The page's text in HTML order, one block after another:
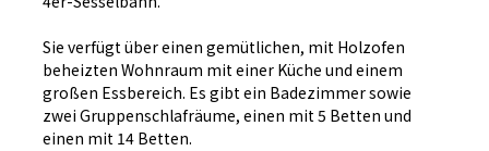
Sie verfügt über einen gemütlichen, mit Holzofen
beheizten Wohnraum mit einer Küche und einem
großen Essbereich. Es gibt ein Badezimmer sowie
zwei Gruppenschlafräume, einen mit 5 Betten und
einen mit 14 Betten.